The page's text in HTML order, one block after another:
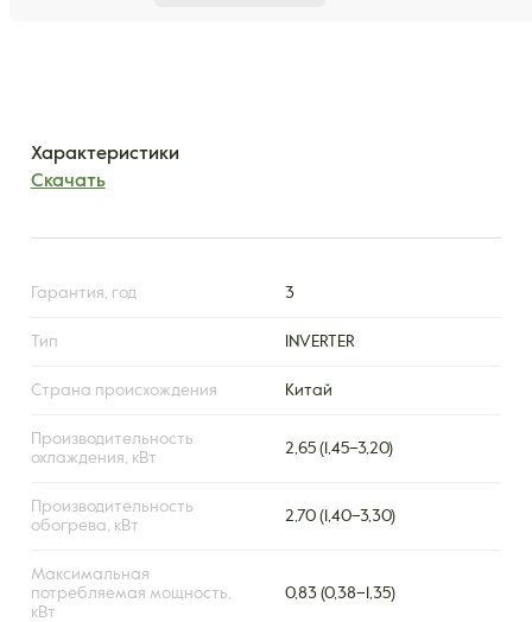
Характеристики
Скачать
Гарантия, год 3
Тип INVERTER
Страна происхождения Китай
Производительность
охлаждения, кВт
2,65 (1,45–3,20)
Производительность
обогрева, кВт
2,70 (1,40–3,30)
Максимальная
потребляемая мощность,
кВт
0,83 (0,38–1,35)